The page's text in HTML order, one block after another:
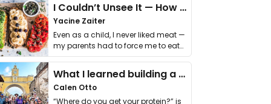
I Couldn’t Unsee It — How Thailand Turned My Beliefs Into Action⁠
Yacine Zaiter
Even as a child, I never liked meat —
my parents had to force me to eat
it. I …
What I learned building a queer vegan travel brand
Calen Otto
“Where do you get your protein?” is